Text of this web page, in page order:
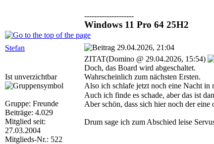
--------------------
Windows 11 Pro 64 25H2
Stefan 29.04.2026, 21:04
Ist unverzichtbar
Gruppe: Freunde
Beiträge: 4.029
Mitglied seit:
27.03.2004
Mitglieds-Nr.: 522
ZITAT(Domino @ 29.04.2026, 15:54)
Doch, das Board wird abgeschaltet.
Wahrscheinlich zum nächsten Ersten.
Also ich schlafe jetzt noch eine Nacht in
Auch ich finde es schade, aber das ist
Aber schön, dass sich hier noch der
Drum sage ich zum Abschied leise